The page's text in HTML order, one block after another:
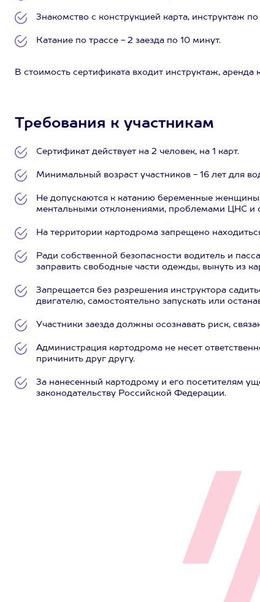
Знакомство с конструкцией карта, инструктаж
Катание по трассе - 2 заезда по 10 минут.
В стоимость сертификата входит инструктаж, аренда
Требования к участникам
Сертификат действует на 2 человек, на 1 карт.
Минимальный возраст участников - 16 лет для
Не допускаются к катанию беременные
ментальными отклонениями, проблемами ЦНС и
На территории картодрома запрещено
Ради собственной безопасности водитель и
заправить свободные части одежды, вынуть из
Запрещается без разрешения инструктора
двигателю, самостоятельно запускать или
Участники заезда должны осознавать риск,
Администрация картодрома не несет
причинить друг другу.
За нанесенный картодрому и его посетителям
законодательству Российской Федерации.